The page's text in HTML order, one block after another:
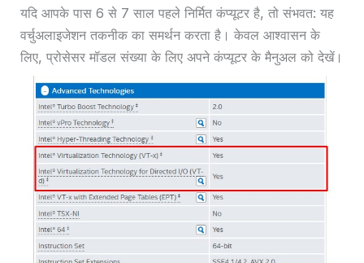
यदि आपके पास 6 से 7 साल पहले निर्मित कंप्यूटर है, तो संभवत: यह
वर्चुअलाइजेशन तकनीक का समर्थन करता है। केवल आश्वासन के
लिए, प्रोसेसर मॉडल संख्या के लिए अपने कंप्यूटर के मैनुअल को देखें।